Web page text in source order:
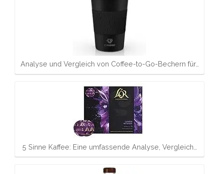
Analyse und Vergleich von Coffee-to-Go-Bechern für…
5 Sinne Kaffee: Eine umfassende Analyse, Vergleich…